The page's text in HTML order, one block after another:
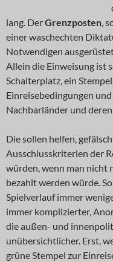
lang. DerGrenzposten,
einer waschechten
Notwendigen
Allein die Einweisung ist
Schalterplatz, ein
Einreisebedingungen
Nachbarländer und
Die sollen helfen,
Ausschlusskriterien der
würden, wenn man nicht
bezahlt werden würde.
Spielverlauf immer
immer komplizierter,
die außen- und
unübersichtlicher. Erst,
grüne Stempel zur